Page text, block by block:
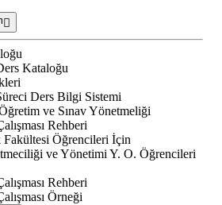
Kataloğu
Ders Bilgi Sistemi
ve Sınav Yönetmeliği
Rehberi
Öğrencileri İçin
ve Yönetimi Y. O. Öğrencileri
Rehberi
Örneği